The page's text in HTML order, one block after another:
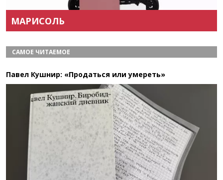
МАРИСОЛЬ
САМОЕ ЧИТАЕМОЕ
Павел Кушнир: «Продаться или умереть»